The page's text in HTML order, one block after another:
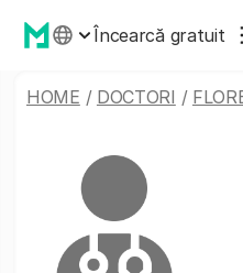
Încearcă gratuit
HOME / DOCTORI /